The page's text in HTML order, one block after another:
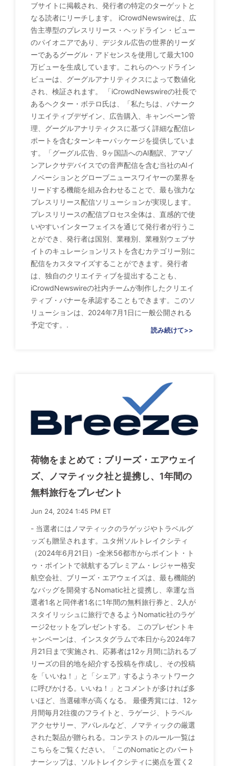
ブサイトに掲載され、発行者の特定のターゲットと
なる読者にリーチします。 iCrowdNewswireは、広
告主導型のプレスリリース・ヘッドライン・ビュー
のパイオニアであり、デジタル広告の世界的リーダ
ーであるグーグル・アドセンスを使用して最大100
万ビューを生成しています。これらのヘッドライン
ビューは、グーグルアナリティクスによって数値化
され、検証されます。 「iCrowdNewswireの社長で
あるヘクター・ボテロ氏は、「私たちは、バナーク
リエイティブデザイン、広告購入、キャンペーン管
理、グーグルアナリティクスに基づく詳細な配信レ
ポートを含むターンキーパッケージを提供していま
す。「グーグル広告、9ヶ国語へのAI翻訳、アマゾ
ンアレクサデバイスでの音声配信を含む当社のAIイ
ノベーションとグローブニュースワイヤーの業界を
リードする機能を組み合わせることで、最も強力な
プレスリリース配信ソリューションが実現します。
プレスリリースの配信プロセス全体は、直感的で使
いやすいインターフェイスを通じて発行者が行うこ
とができ、発行者は国別、業種別、業種別ウェブサ
イトのキュレーションリストを含むカテゴリー別に
配信をカスタマイズすることができます。発行者
は、独自のクリエイティブを提出することも、
iCrowdNewswireの社内チームが制作したクリエイ
ティブ・バナーを承認することもできます。このソ
リューションは、2024年7月1日に一般公開される
予定です。.
読み続けて>>
荷物をまとめて：ブリーズ・エアウェイ
ズ、ノマティック社と提携し、1年間の
無料旅行をプレゼント
Jun 24, 2024 1:45 PM ET
- 当選者にはノマティックのラゲッジやトラベルグ
ッズも贈呈されます。ユタ州ソルトレイクシティ
（2024年6月21日）-全米56都市からポイント・ト
ゥ・ポイントで就航するプレミアム・レジャー格安
航空会社、ブリーズ・エアウェイズは、最も機能的
なバッグを開発するNomatic社と提携し、幸運な当
選者1名と同伴者1名に1年間の無料旅行券と、2人が
スタイリッシュに旅行できるようNomatic社のラゲ
ージ2セットをプレゼントする。 このプレゼントキ
ャンペーンは、インスタグラムで本日から2024年7
月21日まで実施され、応募者は12ヶ月間に訪れるブ
リーズの目的地を紹介する投稿を作成し、その投稿
を「いいね！」と「シェア」するようネットワーク
に呼びかける。いいね！」とコメントが多ければ多
いほど、当選確率が高くなる。 最優秀賞には、12ヶ
月間毎月2往復のフライトと、ラゲージ、トラベル
アクセサリー、アパレルなど、ノマティックの厳選
された製品が贈られる。コンテストのルール一覧は
こちらをご覧ください。「このNomaticとのパート
ナーシップは、ソルトレイクシティに拠点を置く2